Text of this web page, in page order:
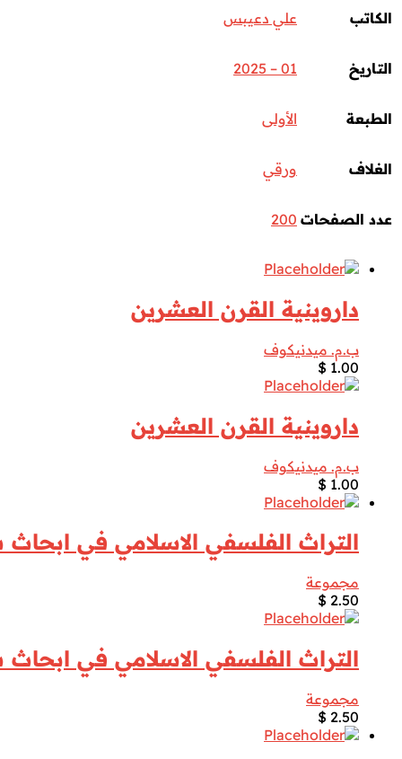
الكاتب
علي دعيبس
التاريخ 01 – 2025
الطبعة الأولى
الغلاف ورقي
عدد الصفحات 200
داروينية القرن العشرين
ب.م. ميدنيكوف
$ 1.00
داروينية القرن العشرين
ب.م. ميدنيكوف
$ 1.00
التراث الفلسفي الاسلامي في ابحاث
مجموعة
$ 2.50
التراث الفلسفي الاسلامي في ابحاث
مجموعة
$ 2.50